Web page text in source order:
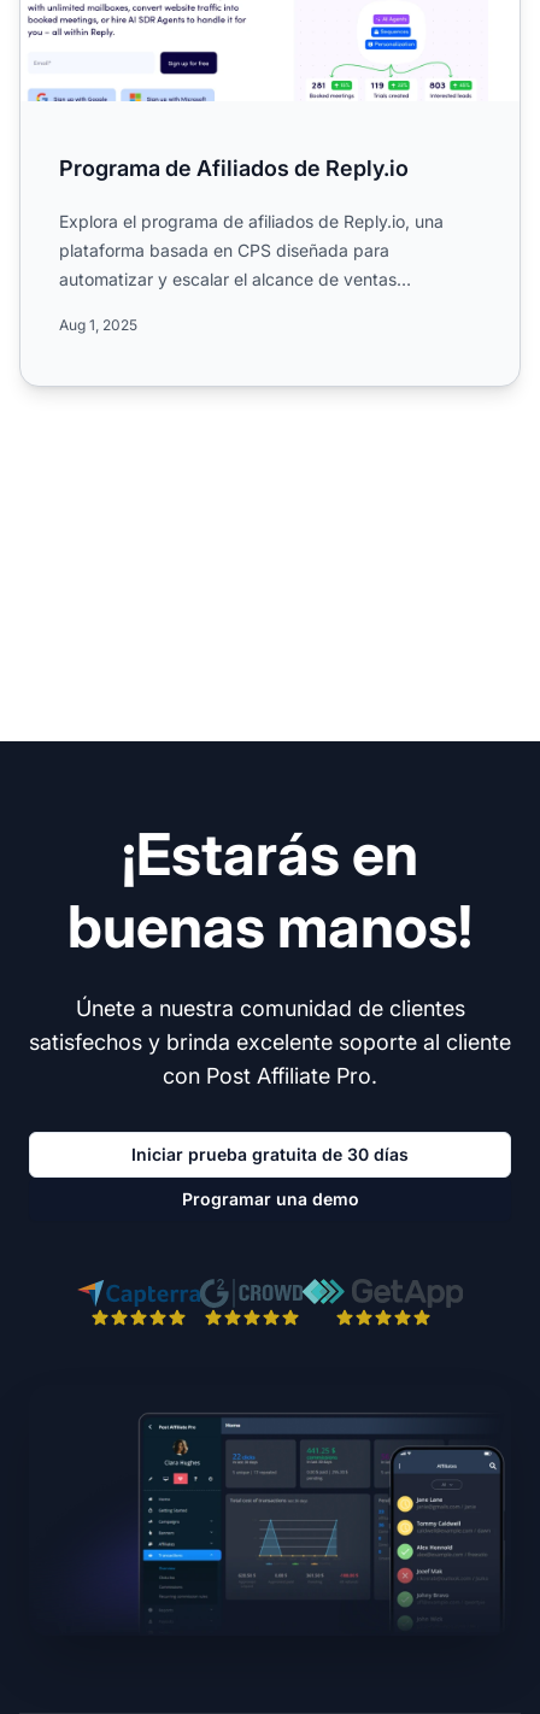
Programa de Afiliados de Reply.io
Explora el programa de afiliados de Reply.io, una
plataforma basada en CPS diseñada para
automatizar y escalar el alcance de ventas
Aug 1, 2025
¡Estarás en
buenas manos!
Únete a nuestra comunidad de clientes
satisfechos y brinda excelente soporte al cliente
con Post Affiliate Pro.
Iniciar prueba gratuita de 30 días
Programar una demo